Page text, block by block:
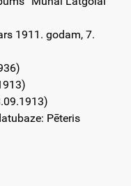
1911. godam, 7.
Pēteris